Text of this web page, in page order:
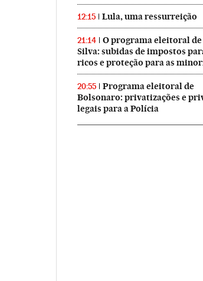
12:15 Lula, uma ressurreição
21:14
O programa eleitoral de
Silva: subidas de impostos
ricos e proteção para as
20:55
Programa eleitoral de
Bolsonaro: privatizações e
legais para a Polícia